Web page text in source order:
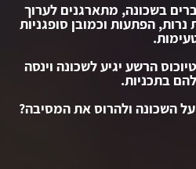
בשכונה, מתארגנים לערוך
הפתעות וכמובן סופגניות
הרשע יגיע לשכונה וינסה
בתכניות.
השכונה ולהרוס את המסיבה?